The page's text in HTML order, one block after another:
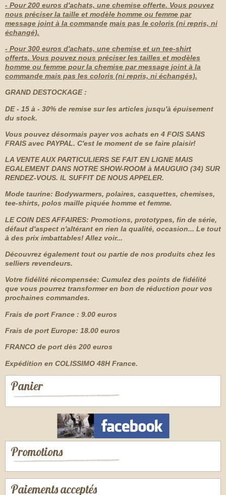
- Pour 200 euros d'achats, une chemise offerte. Vous pouvez
nous préciser la taille et modèle homme ou femme par
message joint à la commande mais pas le coloris (ni repris, ni
échangé).
- Pour 300 euros d'achats, une chemise et un tee-shirt
offerts. Vous pouvez nous préciser les tailles et modèles
homme ou femme pour la chemise par message joint à la
commande mais pas les coloris (ni repris, ni échangés).
GRAND DESTOCKAGE :
DE - 15 à - 30% de remise sur les articles jusqu'à épuisement
du stock.
Vous pouvez désormais payer vos achats en 4 FOIS SANS
FRAIS avec PAYPAL. C'est le moment de se faire plaisir!
LA VENTE AUX PARTICULIERS SE FAIT EN LIGNE MAIS
EGALEMENTDANS NOTRE SHOW-ROOM à MAUGUIO (34) SUR
RENDEZ-VOUS. IL SUFFIT DE NOUS APPELER.
Mode taurine: Bodywarmers, polaires, casquettes, chemises,
tee-shirts, polos maille piquée homme et femme.
LE COIN DES AFFAIRES: Promotions, prototypes, fin de série,
défaut d'aspect n'altérant en rien la qualité, occasion... Le tout
à des prix imbattables! Allez voir...
Découvrez également tout ou partie de nos produits chez les
selliers revendeurs.
Votre fidélité récompensée: Cumulez des points de fidélité
que vous pourrez transformer en bon de réduction pour vos
prochaines commandes.
Frais de port France : 9.00 euros
Frais de port Europe: 18.00 euros
FRANCO de port dès 200 euros
Expédition en COLISSIMO 48H France.
Panier
Promotions
Paiements acceptés